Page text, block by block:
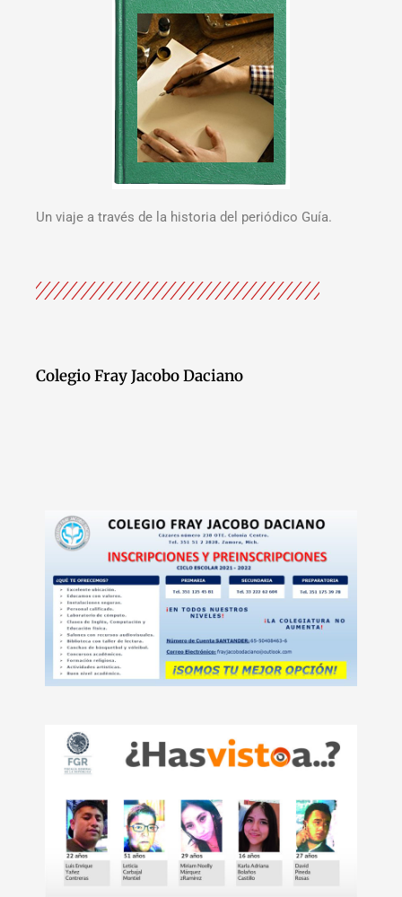
Un viaje a través de la historia del periódico Guía.
Colegio Fray Jacobo Daciano